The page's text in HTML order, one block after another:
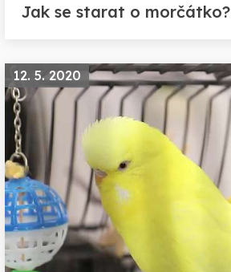
Jak se starat o morčátko?
12. 5. 2020